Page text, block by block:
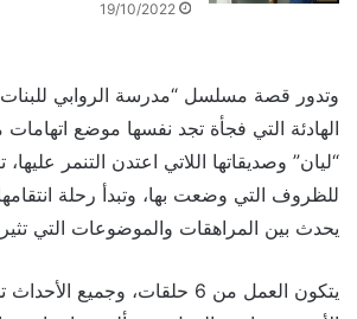
19/10/2022
وتدور قصة مسلسل “مدرسة الروابي
الهادئة التي فجأة تجد نفسها موضع
“ليان” وصديقاتها اللاتي اعتدن التنمر عليها،
للظروف التي وضعت بها، وتبدأ رحلة
يحدث بين المراهقات والموضوعات التي تثير
يتكون العمل من 6 حلقات، وجميع